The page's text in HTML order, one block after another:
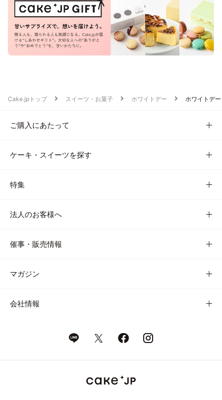
Cake.jpトップ スイーツ・お菓子 ホワイトデー ホワイトデ
ご購入にあたって
ケーキ・スイーツを探す
特集
法人のお客様へ
催事・販売情報
マガジン
会社情報